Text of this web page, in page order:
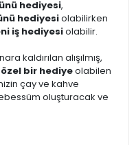
hediyesi,
hediyesiolabilirken
iş hediyesiolabilir.
kaldırılan alışılmış,
özel bir hediyeolabilen
çay ve kahve
oluşturacak ve